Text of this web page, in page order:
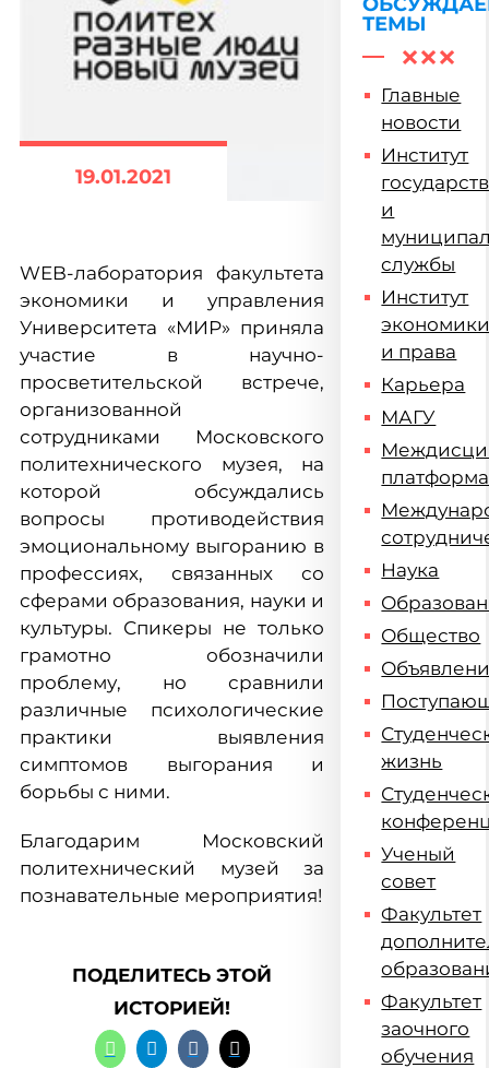
19.01.2021
WEB-лаборатория факультета
экономики и управления
Университета «МИР» приняла
участие в научно-
просветительской встрече,
организованной
сотрудниками Московского
политехнического музея, на
которой обсуждались
вопросы противодействия
эмоциональному выгоранию в
профессиях, связанных со
сферами образования, науки и
культуры. Спикеры не только
грамотно обозначили
проблему, но сравнили
различные психологические
практики выявления
симптомов выгорания и
борьбы с ними.
Благодарим Московский
политехнический музей за
познавательные мероприятия!
ПОДЕЛИТЕСЬ ЭТОЙ
ИСТОРИЕЙ!
ТЕМЫ
Главные
новости
Институт
и
службы
Институт
и права
Карьера
МАГУ
платформа
Наука
Общество
жизнь
Ученый
совет
Факультет
Факультет
заочного
обучения